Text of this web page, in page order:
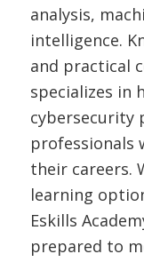
analysis,
intelligence.
and practical
specializes in
cybersecurity
professionals
their careers.
learning
Eskills
prepared to